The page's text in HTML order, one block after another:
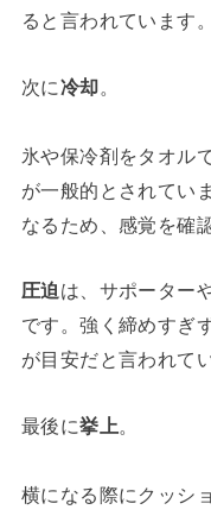
ると言われています。
次に冷却。
氷や保冷剤をタオル
が一般的とされてい
なるため、感覚を確
圧迫 は、サポーター
です。強く締めすぎ
が目安だと言われて
最後に挙上
横になる際にクッシ